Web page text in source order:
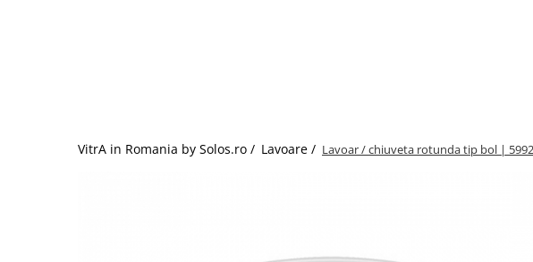
VitrA in Romania by Solos.ro / Lavoare / Lavoar / chiuveta rotunda tip bol |